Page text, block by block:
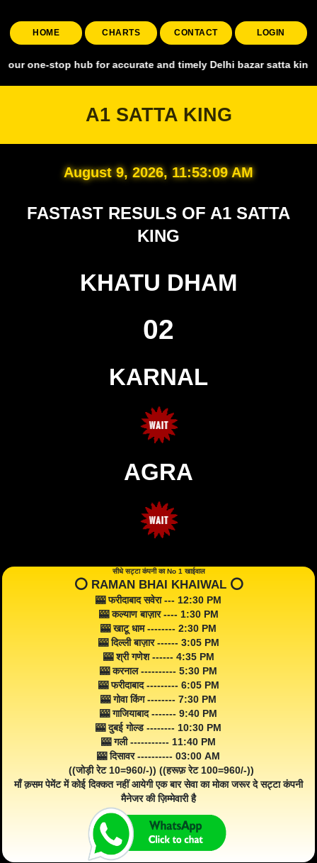
HOME CHARTS CONTACT LOGIN
hub for accurate and timely Delhi bazar satta king,
A1 SATTA KING
August 9, 2026, 11:53:10 AM
FASTAST RESULS OF A1 SATTA
KING
KHATU DHAM
02
KARNAL
AGRA
सीधे सट्टा कंपनी का No 1 खाईवाल
⭕️ RAMAN BHAI KHAIWAL ⭕️
🎰 फरीदाबाद सवेरा --- 12:30 PM
🎰 कल्याण बाज़ार ---- 1:30 PM
🎰 खाटू धाम -------- 2:30 PM
🎰 दिल्ली बाज़ार ------ 3:05 PM
🎰 श्री गणेश ------ 4:35 PM
🎰 करनाल ---------- 5:30 PM
🎰 फरीदाबाद --------- 6:05 PM
🎰 गोवा किंग -------- 7:30 PM
🎰 गाजियाबाद ------- 9:40 PM
🎰 दुबई गोल्ड -------- 10:30 PM
🎰 गली ----------- 11:40 PM
🎰 दिसावर ---------- 03:00 AM
((जोड़ी रेट 10=960/-)) ((हरूफ़ रेट 100=960/-))
माँ क़सम पेमेंट में कोई दिक्कत नहीं आयेगी एक बार सेवा का मोका जरूर दे सट्टा कंपनी
मैनेजर की ज़िम्मेवारी है